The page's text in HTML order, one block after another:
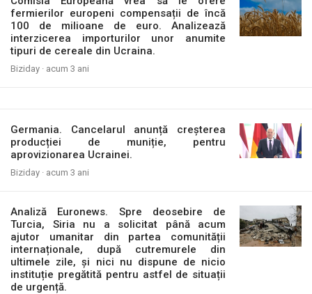
fermierilor europeni compensații de încă
100 de milioane de euro. Analizează
interzicerea importurilor unor anumite
tipuri de cereale din Ucraina.
Biziday · acum 3 ani
Germania. Cancelarul anunță creșterea
producției de muniție, pentru
aprovizionarea Ucrainei.
Biziday · acum 3 ani
Analiză Euronews. Spre deosebire de
Turcia, Siria nu a solicitat până acum
ajutor umanitar din partea comunității
internaționale, după cutremurele din
ultimele zile, și nici nu dispune de nicio
instituție pregătită pentru astfel de situații
de urgență.